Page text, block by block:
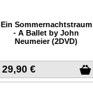
29,90 €
Ein Sommernachtstraum
- A Ballet by John
Neumeier (2DVD)